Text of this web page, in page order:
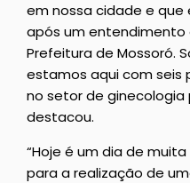
em nossa cidade e
após um entendimento
Prefeitura de Mossoró.
estamos aqui com seis
no setor de ginecologia
destacou.
“Hoje é um dia de
para a realização de